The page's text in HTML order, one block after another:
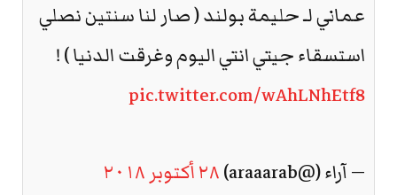
عماني لـ حليمة بولند ( صار لنا سنتين نصلي
استسقاء جيتي انتي اليوم وغرقت الدنيا ) !
pic.twitter.com/wAhLNhEtf8
— آراء (@araaarab) ٢٨ أكتوبر ٢٠١٨